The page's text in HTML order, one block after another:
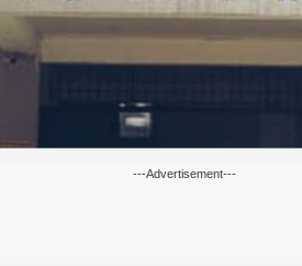
---Advertisement---